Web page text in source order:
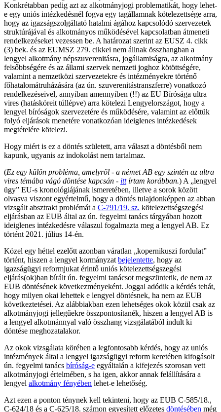
Konkrétabban pedig azt az alkotmányjogi problematikát, hogy lehet-
e egy uniós intézkedésnél fogva egy tagállamnak kötelezettsége arra,
hogy az igazságszolgáltató hatalmi ágához kapcsolódó szervezetek
struktúrájával és alkotmányos működésével kapcsolatban átmeneti
rendelkezéseket vezessen be. A határozat szerint az EUSZ 4. cikk
(3) bek. és az EUMSZ 279. cikkei nem állnak összhangban a
lengyel alkotmány népszuverenitásra, jogállamiságra, az alkotmány
felsőbbségére és az állami szervek nemzeti joghoz kötöttségére,
valamint a nemzetközi szervezetekre és intézményekre történő
főhatalomátruházására (az ún. szuverenitástranszferre) vonatkozó
rendelkezéseivel, annyiban amennyiben (!!) az EU Bírósága ultra
vires (hatásköreit túllépve) arra kötelezi Lengyelországot, hogy a
lengyel bíróságok szervezetére és működésére, valamint az előttük
folyó eljárások menetére vonatkozóan ideiglenes intézkedések
megtételére kötelezi.
Hogy miért is ez a döntés született, arra választ a döntésből nem
kapunk, ugyanis az indokolást nem tartalmaz.
(Ez egy külön probléma, amelyről - a német AB egy szintén az ultra
vires témába vágó döntése kapcsán - ittírtam korábban.) A „lengyel
ügy” EU-s kronológiájának ismeretében, illetve a sorok között
olvasva viszont egyértelmű, hogy a döntés tulajdonképpen az abban
vizsgált absztrakt problémát a C-791/19. sz. kötelezettségszegési
eljárásban az EUB által az ún. fegyelmi tanács tárgyában hozott
ideiglenes intézkedésre válaszul fogalmazta meg a lengyel AB. Ez
történt 2021. július 14-én.
Közel egy héttel ezelőtt azonban váratlan „kopernikuszi fordulat”
történt, hiszen a lengyel kormányzat bejelentette, hogy az
igazságügyi reformjukat érintő uniós kötelezettségszegési
eljárás(ok)ban bírált ún. fegyelmi tanácsot megszüntetik, de nem az
EUB döntésének következményeként. Joggal adódik a kérdés tehát,
hogy milyen okai lehettek e lengyel döntésnek, ha nem az EUB
következtetései. Az alábbiakban ezen lehetséges okok közül csak az
alkotmányjogi jellegűekre összpontosítanék, hiszen a lengyel AB is
a lengyel alkotmánnyal való összhang vizsgálatából indult ki
döntése meghozatalakor.
Az okok vizsgálata körében a legfontosabb kérdés, hogy az uniós
intézmények által a lengyel igazságügyi reform keretében kifogásolt
ún. fegyelmi tanács bíróság-e egyáltalán a kifejezés szorosan vett
alkotmányjogi értelmében, s ha igen, akkor annak felállítására a
lengyel alkotmány fényében lehet-e lehetőség.
Azt ezen a ponton ténynek kell tekinteni, hogy az EUB C-585/18.,
C-624/18 és a C-625/18. számon egyesített előzetes döntésében még